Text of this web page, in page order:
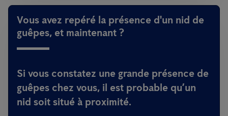
Vous avez repéré la présence d'un nid de
guêpes, et maintenant ?
Si vous constatez une grande présence de
guêpes chez vous, il est probable qu’un
nid soit situé à proximité.